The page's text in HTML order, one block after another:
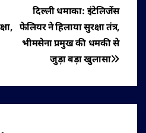
दिल्ली धमाका: इंटेलिजेंस
फेलियर ने हिलाया सुरक्षा तंत्र,
भीमसेना प्रमुख की धमकी से
जुड़ा बड़ा खुलासा